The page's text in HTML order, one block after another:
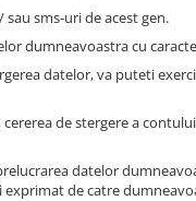
sms-uri de acest gen.
dumneavoastra cu
datelor, va puteti
de stergere a
datelor
exprimat de catre